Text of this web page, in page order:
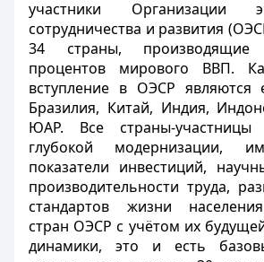
участники Организации
сотрудничества и развития
34 страны,
процентов мирового ВВП.
вступление в ОЭСР
Бразилия, Китай, Индия,
ЮАР. Все страны-
глубокой модернизации,
показатели инвестиций,
производительности труда,
стандартов жизни
стран ОЭСР с учётом их
динамики, это и есть